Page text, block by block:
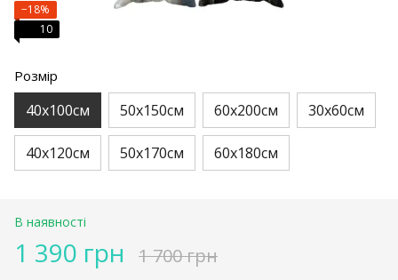
−18%
10
Розмір
40х100см 50х150см 60х200см 30х60см
40х120см 50х170см 60х180см
В наявності
1 390 грн 1 700 грн